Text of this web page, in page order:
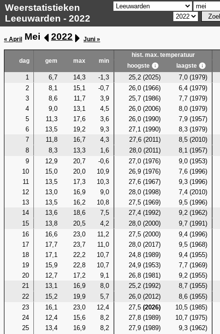
Weerstatistieken
Leeuwarden - 2022
« April Mei 2022 Juni »
dag gem max min
hist. max. temperatuur
hoogste
laagste
1 6,7 14,3 -1,3 25,2 (2025)
7,0 (1979)
2
8,1 15,1 -0,7 26,0 (1966)
6,4 (1979)
3
8,6 11,7 3,9 25,7 (1986)
7,7 (1979)
4
9,0 13,1 4,5 26,0 (2006)
8,0 (1979)
5
11,3 17,6 3,6 26,0 (1990)
7,9 (1957)
6
13,5 19,2 9,3 27,1 (1990)
8,3 (1979)
7
11,8 16,7 4,3 27,6 (2011)
8,5 (2010)
8
8,3 13,3 1,6 28,0 (2011)
8,1 (1957)
9
12,9 20,7 -0,6 27,0 (1976)
9,0 (1953)
10
15,0 20,0 10,9 26,9 (1976)
7,6 (1996)
11
13,5 17,3 10,3 27,6 (1967)
9,3 (1996)
12
13,0 16,9 9,0 28,0 (1998)
7,4 (2010)
13
13,5 16,2 10,8 27,5 (1969)
9,5 (1996)
14
13,6 18,6 7,5 27,4 (1992)
9,2 (1962)
15
13,8 20,5 4,2 28,0 (2000)
9,7 (1991)
16
16,6 23,0 11,2 27,5 (2000)
9,4 (1996)
17
17,7 23,7 11,0 28,0 (2017)
9,5 (1968)
18
17,1 22,2 10,7 24,8 (1989)
9,4 (1955)
19
15,9 22,8 10,7 24,9 (1953)
7,7 (1969)
20
12,7 17,2 9,1 26,8 (1981)
9,2 (1955)
21
13,1 16,9 8,0 25,2 (1992)
8,7 (1955)
22
15,2 19,9 5,7 26,0 (2012)
8,6 (1955)
23
16,1 23,0 12,4 27,5(2026)
10,5 (1985)
24
12,4 15,6 8,2 27,8 (1989)
10,7 (1975)
25
13,4 16,9 8,2 27,9 (1989)
9,3 (1962)